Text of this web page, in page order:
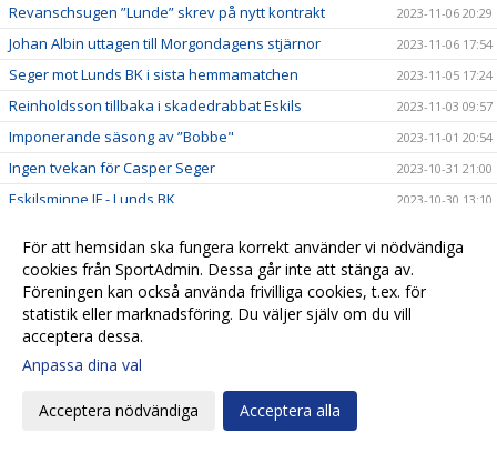
Revanschsugen ”Lunde” skrev på nytt kontrakt 2023-11-06 20:29
Johan Albin uttagen till Morgondagens stjärnor 2023-11-06 17:54
Seger mot Lunds BK i sista hemmamatchen 2023-11-05 17:24
Reinholdsson tillbaka i skadedrabbat Eskils 2023-11-03 09:57
Imponerande säsong av ”Bobbe" 2023-11-01 20:54
Ingen tvekan för Casper Seger 2023-10-31 21:00
Eskilsminne IF - Lunds BK 2023-10-30 13:10
Lagkaptenen signerade nytt kontrakt 2023-10-28 20:26
Omtumlande tid för Lucas Ohlander 2023-10-27 12:05
Eskilscoachen: ”Hoppas räta ut frågetecken" 2023-10-26 22:58
Ineffektivt Eskils föll igen
För att hemsidan ska fungera korrekt använder vi nödvändiga
cookies från SportAdmin. Dessa går inte att stänga av.
Föreningen kan också använda frivilliga cookies, t.ex. för
statistik eller marknadsföring. Du väljer själv om du vill
acceptera dessa.
Anpassa dina val
Acceptera nödvändiga Acceptera alla